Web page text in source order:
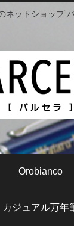
ネットショップ
Orobianco
カジュアル万年